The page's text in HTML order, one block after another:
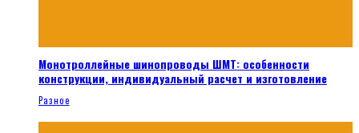
Монотроллейные шинопроводы ШМТ: особенности
конструкции, индивидуальный расчет и изготовление
Разное